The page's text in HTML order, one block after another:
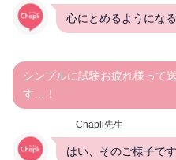
心にとめるようにな
シンプルに試験お疲れ様って
す…！
Chapli先生
はい、そのご様子で